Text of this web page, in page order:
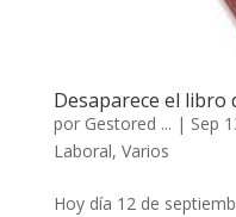
Desaparece el libro
por Gestored ... | Sep
Laboral, Varios
Hoy día 12 de